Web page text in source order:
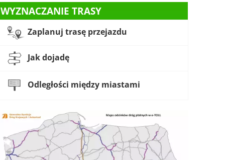
WYZNACZANIE TRASY
Zaplanuj trasę przejazdu
Jak dojadę
Odległości między miastami